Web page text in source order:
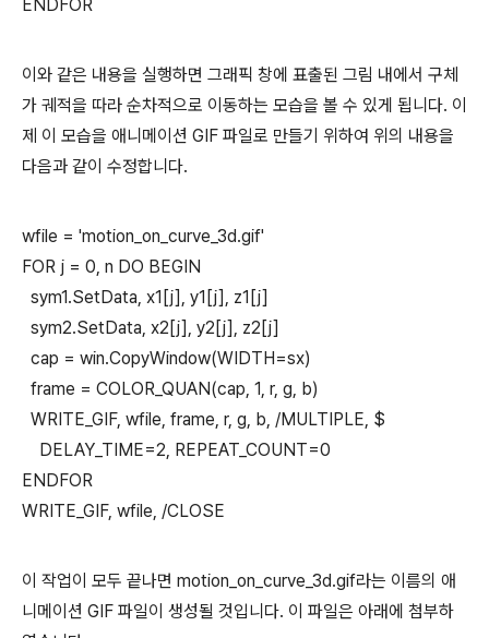
ENDFOR
이와 같은 내용을 실행하면 그래픽 창에 표출된 그림 내에서 구체
가 궤적을 따라 순차적으로 이동하는 모습을 볼 수 있게 됩니다. 이
제 이 모습을 애니메이션 GIF 파일로 만들기 위하여 위의 내용을
다음과 같이 수정합니다.
wfile = 'motion_on_curve_3d.gif'
FOR j = 0, n DO BEGIN
sym1.SetData, x1[j], y1[j], z1[j]
sym2.SetData, x2[j], y2[j], z2[j]
cap = win.CopyWindow(WIDTH=sx)
frame = COLOR_QUAN(cap, 1, r, g, b)
WRITE_GIF, wfile, frame, r, g, b, /MULTIPLE, $
DELAY_TIME=2, REPEAT_COUNT=0
ENDFOR
WRITE_GIF, wfile, /CLOSE
이 작업이 모두 끝나면 motion_on_curve_3d.gif라는 이름의 애
니메이션 GIF 파일이 생성될 것입니다. 이 파일은 아래에 첨부하